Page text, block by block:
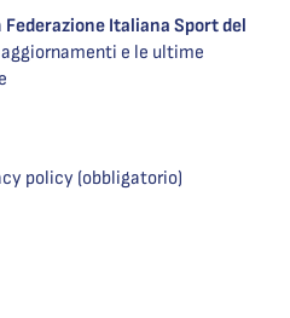
Federazione Italiana Sport del
e le ultime
policy (obbligatorio)